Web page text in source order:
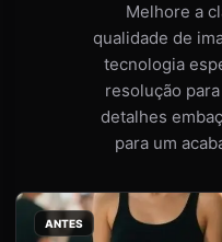
Melhore a
qualidade de
tecnologia
resolução
detalhes
para um
ANTES